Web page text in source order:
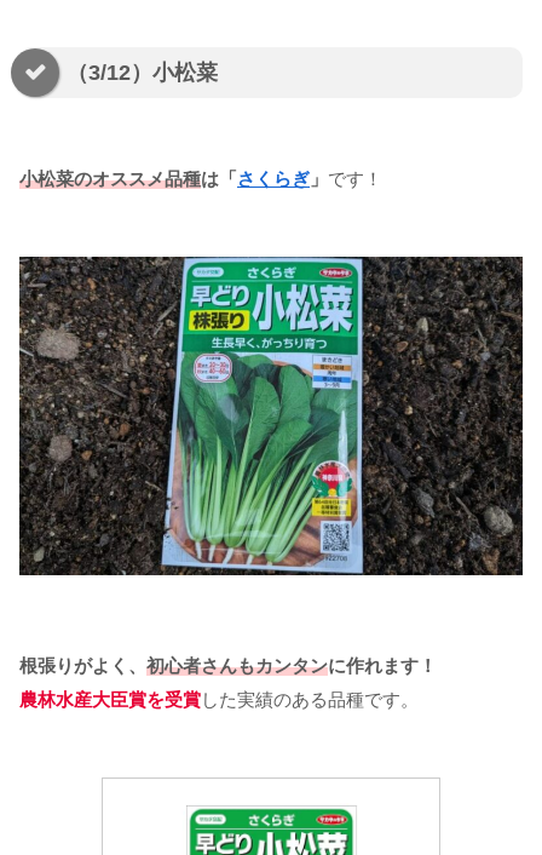
（3/12）小松菜
小松菜のオススメ品種は 「さくらぎ 」 です！
根張りがよく、 初心者さんもカンタンに作れます！
農林水産大臣賞を受賞した実績のある品種です。